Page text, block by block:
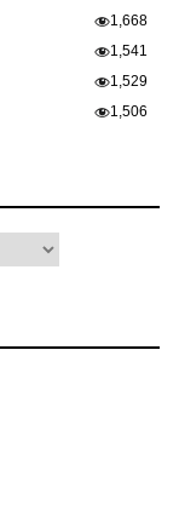
1,668
1,541
1,529
1,506